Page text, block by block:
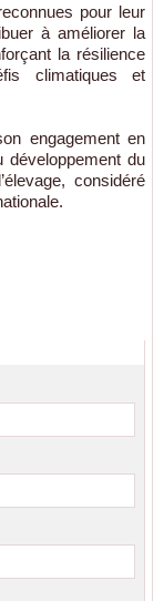
pour leur
à améliorer la
la résilience
climatiques et
engagement en
développement du
considéré